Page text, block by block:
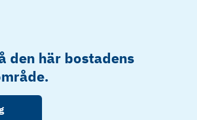
den här bostadens